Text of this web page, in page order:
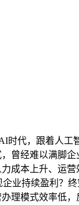
时代，跟着人工
曾经难以满脚
成本上升、运
业持续盈利？
模式效率低